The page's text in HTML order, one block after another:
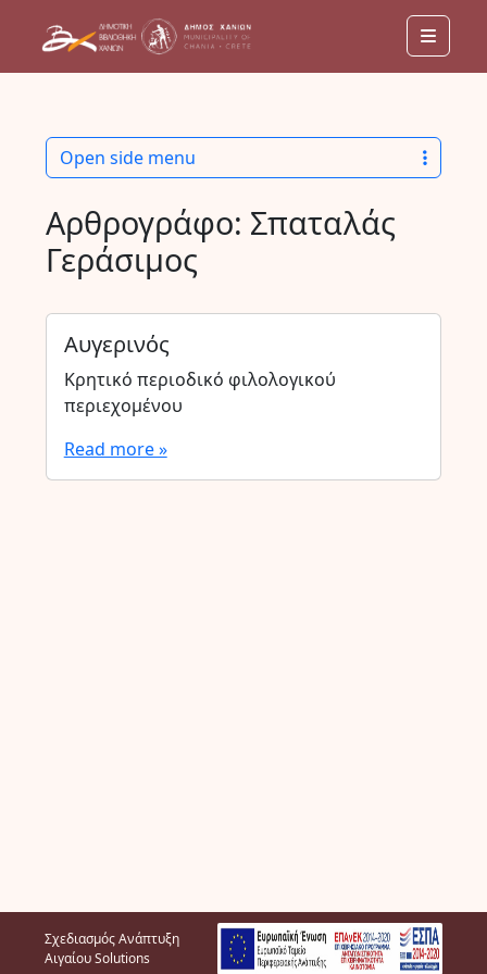
Menu
Αρθρογράφο: Σπαταλάς
Γεράσιμος
Αυγερινός
Κρητικό περιοδικό φιλολογικού
περιεχομένου
Read more »
Open side menu
Σχεδιασμός Ανάπτυξη
Αιγαίου Solutions